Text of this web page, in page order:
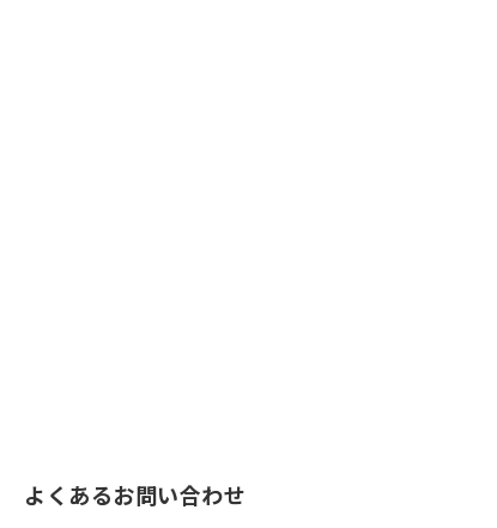
よくあるお問い合わせ